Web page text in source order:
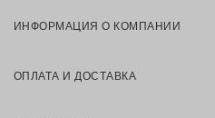
ИНФОРМАЦИЯ О КОМПАНИИ
ОПЛАТА И ДОСТАВКА